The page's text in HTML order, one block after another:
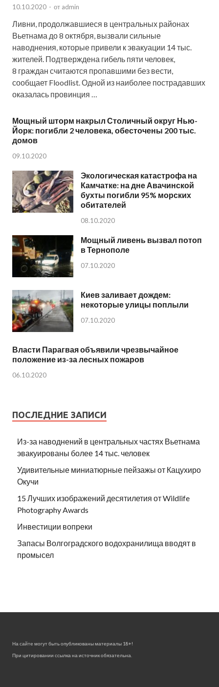
10.10.2020 - от admin
Ливни, продолжавшиеся в центральных районах
Вьетнама до 8 октября, вызвали сильные
наводнения, которые привели к эвакуации 14 тыс.
жителей. Подтверждена гибель пяти человек,
8 граждан считаются пропавшими без вести,
сообщает Floodlist. Одной из наиболее пострадавших
оказалась провинция …
Мощный шторм накрыл Столичный округ Нью-
Йорк: погибли 2 человека, обесточены 200 тыс.
домов
09.10.2020
Экологическая катастрофа на
Камчатке: на дне Авачинской
бухты погибли 95% морских
обитателей
08.10.2020
Мощный ливень вызвал потоп
в Тернополе
07.10.2020
Киев заливает дождем:
некоторые улицы поплыли
07.10.2020
Власти Парагвая объявили чрезвычайное
положение из-за лесных пожаров
06.10.2020
ПОСЛЕДНИЕ ЗАПИСИ
Из-за наводнений в центральных частях Вьетнама
эвакуированы более 14 тыс. человек
Удивительные миниатюрные пейзажы от Кацухиро
Окучи
15 Лучших изображений десятилетия от Wildlife
Photography Awards
Инвестиции вопреки
Запасы Волгоградского водохранилища вводят в
промысел
На сайте могут быть опубликованы материалы 18+!
При цитировании ссылка на источник обязательна.